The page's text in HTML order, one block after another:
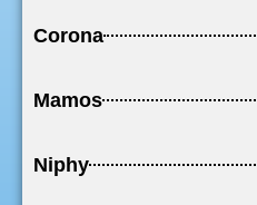
Corona
Mamos
Niphy